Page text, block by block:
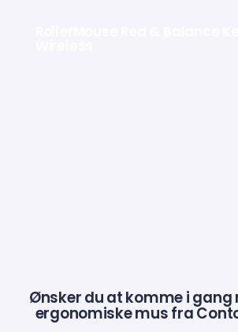
Ønsker du at komme i gang
ergonomiske mus fra